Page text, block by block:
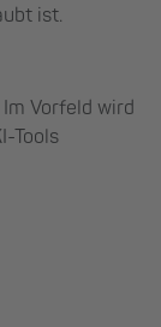
ist.
Vorfeld wird
Tools